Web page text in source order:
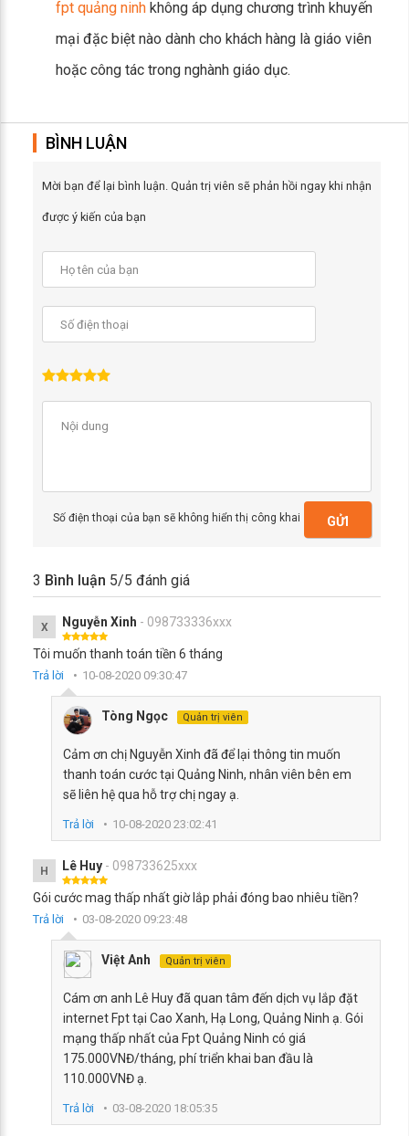
fpt quảng ninh không áp dụng chương trình khuyến
mại đặc biệt nào dành cho khách hàng là giáo viên
hoặc công tác trong nghành giáo dục.
BÌNH LUẬN
Mời bạn để lại bình luận. Quản trị viên sẽ phản hồi ngay khi nhận
được ý kiến của bạn
Số điện thoại của bạn sẽ không hiển thị công khai GỬI
3 Bình luận 5/5 đánh giá
X Nguyễn Xinh - 098733336xxx
Tôi muốn thanh toán tiền 6 tháng
Trả lời 10-08-2020 09:30:47
Tòng Ngọc Quản trị viên
Cảm ơn chị Nguyễn Xinh đã để lại thông tin muốn
thanh toán cước tại Quảng Ninh, nhân viên bên em
sẽ liên hệ qua hỗ trợ chị ngay ạ.
Trả lời 10-08-2020 23:02:41
H Lê Huy - 098733625xxx
Gói cước mag thấp nhất giờ lắp phải đóng bao nhiêu tiền?
Trả lời 03-08-2020 09:23:48
Việt Anh Quản trị viên
Cám ơn anh Lê Huy đã quan tâm đến dịch vụ lắp đặt
internet Fpt tại Cao Xanh, Hạ Long, Quảng Ninh ạ. Gói
mạng thấp nhất của Fpt Quảng Ninh có giá
175.000VNĐ/tháng, phí triển khai ban đầu là
110.000VNĐ ạ.
Trả lời 03-08-2020 18:05:35